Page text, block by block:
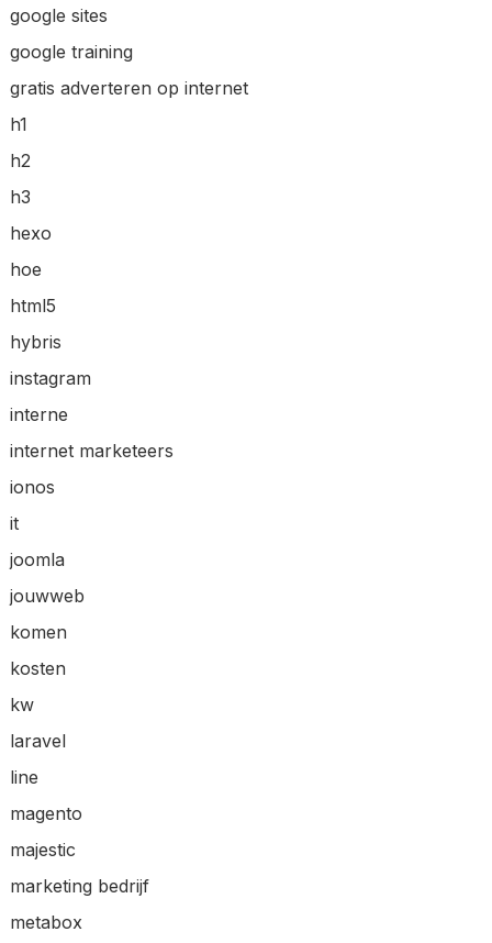
google sites
google training
gratis adverteren op internet
h1
h2
h3
hexo
hoe
html5
hybris
instagram
interne
internet marketeers
ionos
it
joomla
jouwweb
komen
kosten
kw
laravel
line
magento
majestic
marketing bedrijf
metabox